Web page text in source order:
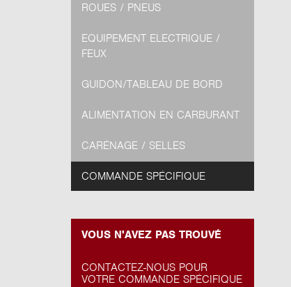
ROUES / PNEUS
EQUIPEMENT ELECTRIQUE /
FEUX
GUIDON/TABLEAU DE BORD
ALIMENTATION EN CARBURANT
CARÉNAGE / SELLES
COMMANDE SPÉCIFIQUE
VOUS N'AVEZ PAS TROUVÉ
CONTACTEZ-NOUS POUR
VOTRE COMMANDE SPÉCIFIQUE